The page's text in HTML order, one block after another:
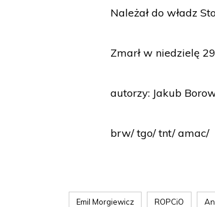
Należał do władz
Zmarł w niedzielę
autorzy: Jakub
brw/ tgo/ tnt/ amac/
Emil Morgiewicz ROPCiO